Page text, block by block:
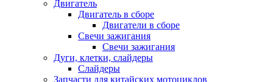
Двигатель
Двигатель в сборе
Двигатели в сборе
Свечи зажигания
Свечи зажигания
Дуги, клетки, слайдеры
Слайдеры
Запчасти для китайских мотоциклов